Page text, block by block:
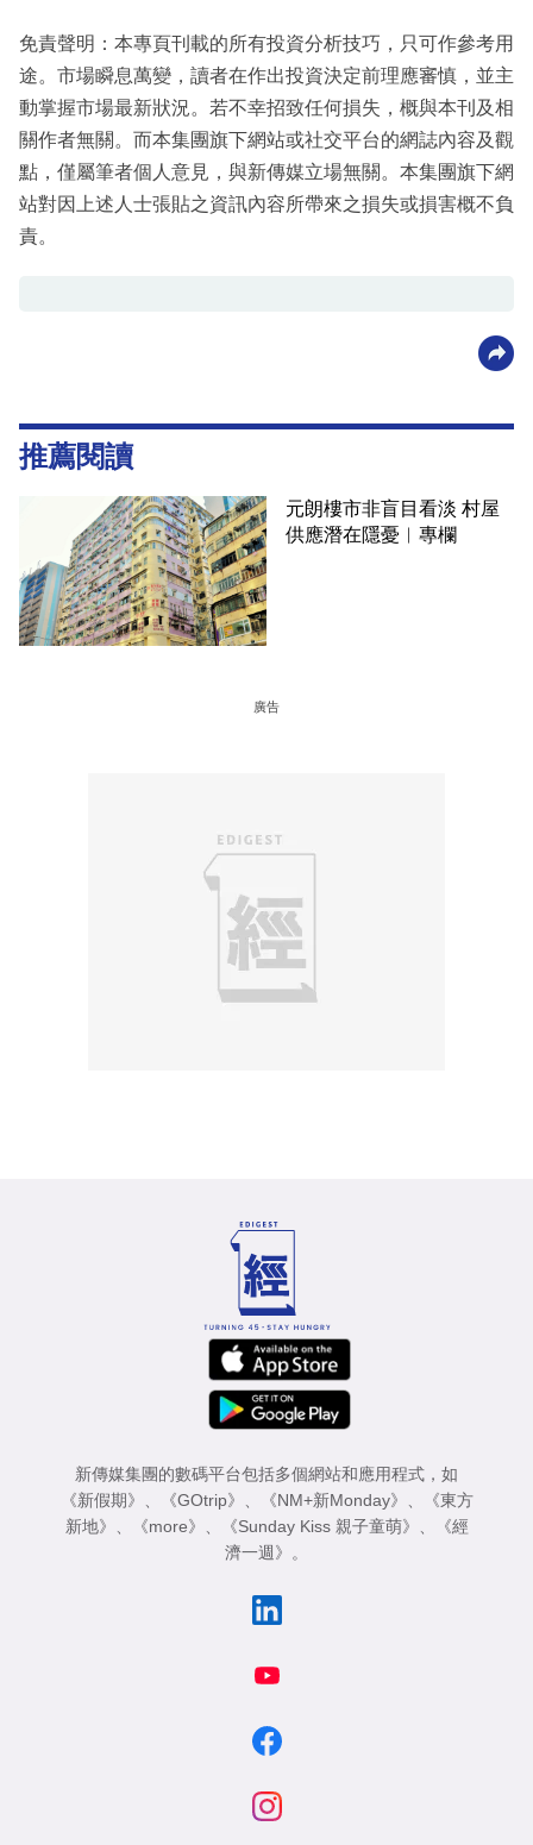
免責聲明：本專頁刊載的所有投資分析技巧，只可作參考用
途。市場瞬息萬變，讀者在作出投資決定前理應審慎，並主
動掌握市場最新狀況。若不幸招致任何損失，概與本刊及相
關作者無關。而本集團旗下網站或社交平台的網誌內容及觀
點，僅屬筆者個人意見，與新傳媒立場無關。本集團旗下網
站對因上述人士張貼之資訊內容所帶來之損失或損害概不負
責。
推薦閱讀
元朗樓市非盲目看淡 村屋
供應潛在隱憂︳專欄
廣告
新傳媒集團的數碼平台包括多個網站和應用程式，如
《新假期》 、 《GOtrip》 、 《NM+新Monday》 、
《東方
新地》 、 《more》 、 《Sunday Kiss 親子童萌》 、
《經
濟一週》 。